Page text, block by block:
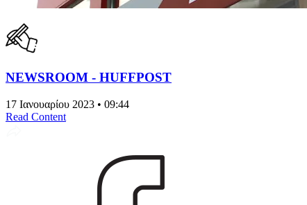
NEWSROOM - HUFFPOST
17 Ιανουαρίου 2023 • 09:44
Read Content